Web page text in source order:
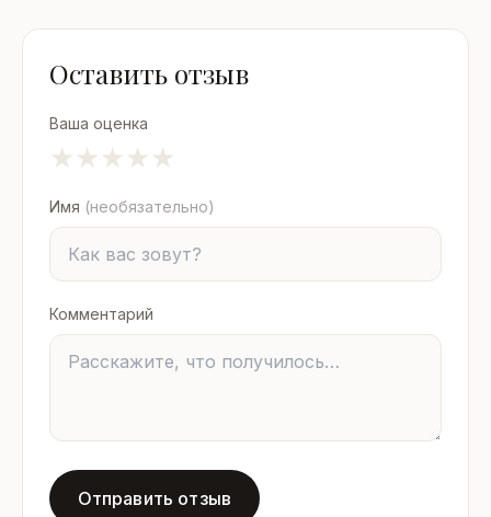
Оставить отзыв
Ваша оценка
★
★
★
★
★
Имя (необязательно)
Комментарий
Отправить отзыв